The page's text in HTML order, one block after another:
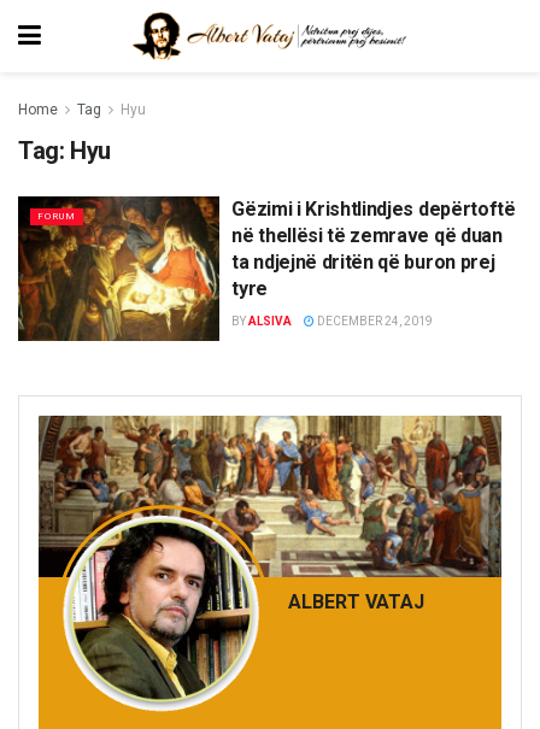
Home Tag Hyu
Tag: Hyu
FORUM
Gëzimi i Krishtlindjes depërtoftë
në thellësi të zemrave që duan
ta ndjejnë dritën që buron prej
tyre
BYALSIVA DECEMBER 24, 2019
ALBERT VATAJ